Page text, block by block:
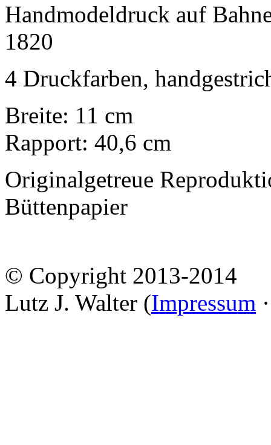
Handmodeldruck auf
1820
4 Druckfarben,
Breite: 11 cm
Rapport: 40,6 cm
Originalgetreue
Büttenpapier
© Copyright 2013-2014
Lutz J. Walter (Impressum